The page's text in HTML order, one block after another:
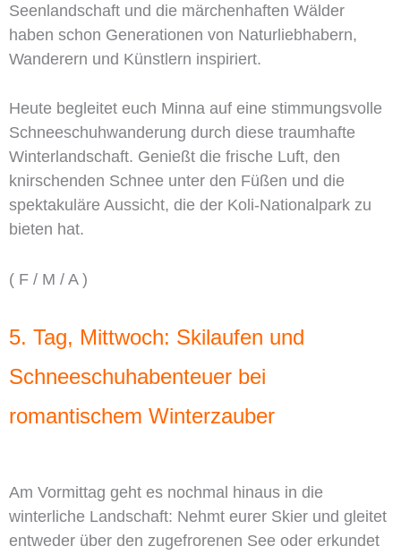
Seenlandschaft und die märchenhaften Wälder
haben schon Generationen von Naturliebhabern,
Wanderern und Künstlern inspiriert.
Heute begleitet euch Minna auf eine stimmungsvolle
Schneeschuhwanderung durch diese traumhafte
Winterlandschaft. Genießt die frische Luft, den
knirschenden Schnee unter den Füßen und die
spektakuläre Aussicht, die der Koli-Nationalpark zu
bieten hat.
( F / M / A )
5. Tag, Mittwoch: Skilaufen und
Schneeschuhabenteuer bei
romantischem Winterzauber
Am Vormittag geht es nochmal hinaus in die
winterliche Landschaft: Nehmt eurer Skier und gleitet
entweder über den zugefrorenen See oder erkundet